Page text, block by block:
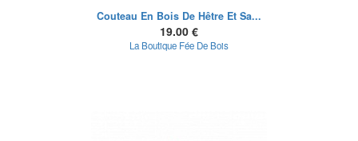
Couteau En Bois De Hêtre Et Sa...
19.00 €
La Boutique Fée De Bois